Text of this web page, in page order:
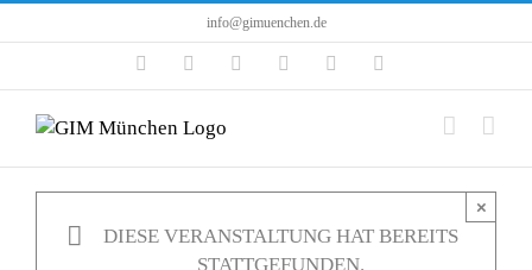
Inhalt
info@gimuenchen.de
FacebookInstagramLinkedIn YouTube
DIESE VERANSTALTUNG HAT BEREITS
STATTGEFUNDEN.
×